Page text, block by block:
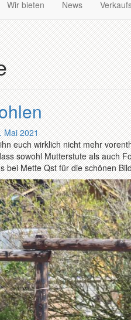
Wir bieten News
Mai 2021
euch wirklich nicht mehr
sowohl Mutterstute als auch
bei Mette Qst für die schönen